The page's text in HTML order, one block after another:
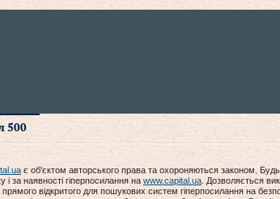
500
є об'єктом авторського права та охороняються законом.
за наявності гіперпосилання на www.capital.ua . Дозволяється
відкритого для пошукових систем гіперпосилання на